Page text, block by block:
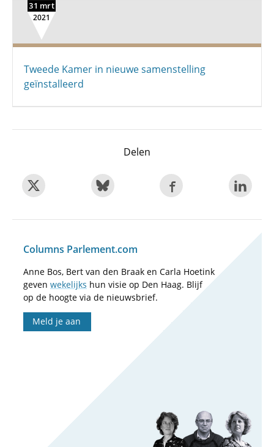
31 mrt
2021
Tweede Kamer in nieuwe samenstelling
geïnstalleerd
Delen
Columns Parlement.com
Anne Bos, Bert van den Braak en Carla Hoetink
geven wekelijks hun visie op Den Haag. Blijf
op de hoogte via de nieuwsbrief.
Meld je aan